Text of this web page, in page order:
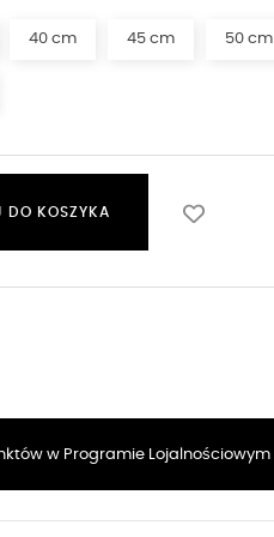
40 cm 45 cm 50 cm
DO KOSZYKA
w Programie Lojalnościowym